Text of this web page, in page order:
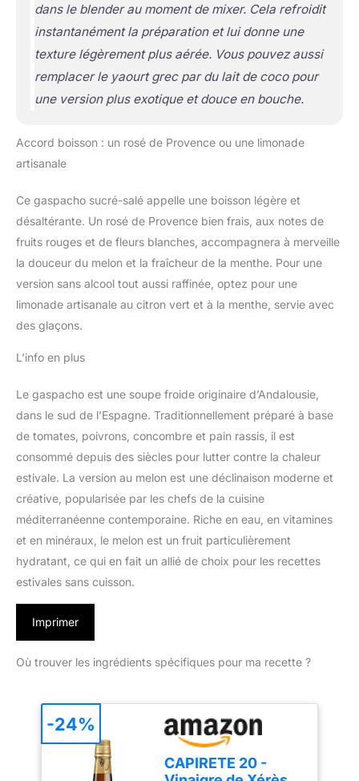
dans le blender au moment de mixer. Cela refroidit
instantanément la préparation et lui donne une
texture légèrement plus aérée. Vous pouvez aussi
remplacer le yaourt grec par du lait de coco pour
une version plus exotique et douce en bouche.
Accord boisson : un rosé de Provence ou une limonade
artisanale
Ce gaspacho sucré-salé appelle une boisson légère et
désaltérante. Un rosé de Provence bien frais, aux notes de
fruits rouges et de fleurs blanches, accompagnera à merveille
la douceur du melon et la fraîcheur de la menthe. Pour une
version sans alcool tout aussi raffinée, optez pour une
limonade artisanale au citron vert et à la menthe, servie avec
des glaçons.
L’info en plus
Le gaspacho est une soupe froide originaire d’Andalousie,
dans le sud de l’Espagne. Traditionnellement préparé à base
de tomates, poivrons, concombre et pain rassis, il est
consommé depuis des siècles pour lutter contre la chaleur
estivale. La version au melon est une déclinaison moderne et
créative, popularisée par les chefs de la cuisine
méditerranéenne contemporaine. Riche en eau, en vitamines
et en minéraux, le melon est un fruit particulièrement
hydratant, ce qui en fait un allié de choix pour les recettes
estivales sans cuisson.
Imprimer
Où trouver les ingrédients spécifiques pour ma recette ?
CAPIRETE 20 -
-24%